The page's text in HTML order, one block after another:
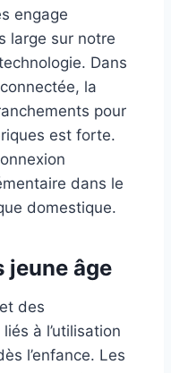
engage
large sur notre
Dans
la
pour
est forte.
dans le
domestique.
jeune âge
des
à l’utilisation
l’enfance. Les